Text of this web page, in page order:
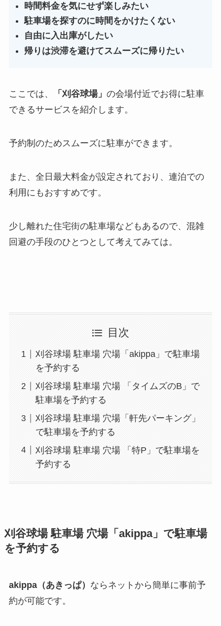
時間料金を気にせず楽しみたい
駐車場を探すのに時間をかけたくない
自由に入出庫がしたい
帰りは渋滞を避けてスムーズに帰りたい
ここでは、 「刈谷球場」 の会場付近でお得に駐車
できるサービスを紹介します。
予約制のためスムーズに駐車ができます。
また、全日最大料金が設定されており、連泊での
利用にもおすすめです。
少し離れた住宅街の駐車場などもあるので、混雑
回避の手段のひとつとして考えてみては。
目次
刈谷球場 駐車場 穴場「akippa」で駐車場
を予約する
刈谷球場 駐車場 穴場 「タイムズのB」で
駐車場を予約する
刈谷球場 駐車場 穴場「軒先パーキング」
で駐車場を予約する
刈谷球場 駐車場 穴場 「特P」で駐車場を
予約する
刈谷球場駐車場 穴場「akippa」で駐車場
を予約する
akippa（あきっぱ） ならネットから簡単に事前予
約が可能です。